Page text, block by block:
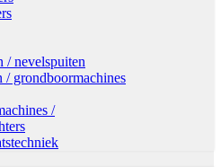
/ nevelspuiten
/ grondboormachines
/